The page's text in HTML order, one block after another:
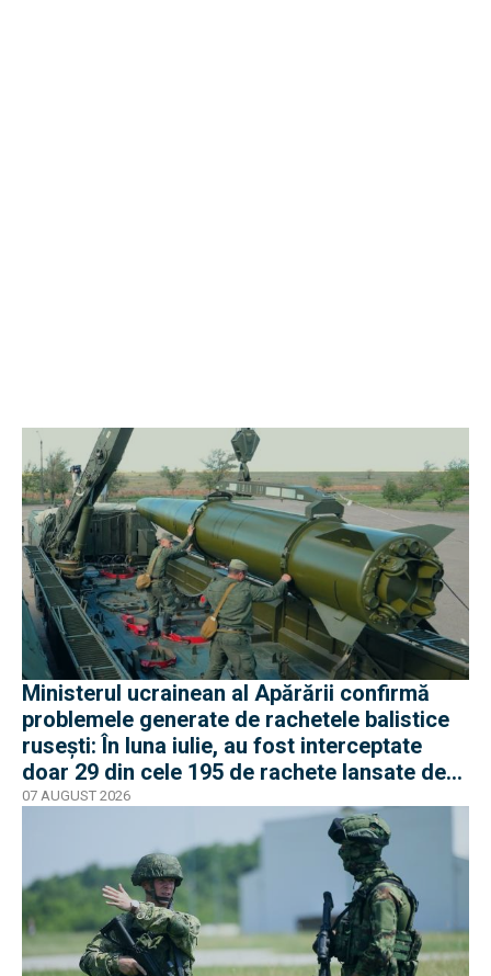
Ministerul ucrainean al Apărării confirmă
problemele generate de rachetele balistice
rusești: În luna iulie, au fost interceptate
doar 29 din cele 195 de rachete lansate de
armata rusă
07 AUGUST 2026